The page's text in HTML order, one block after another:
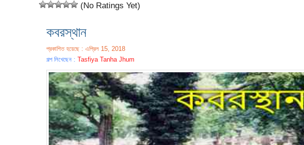
(No Ratings Yet)
কবরস্থান
প্রকাশিত হয়েছে : এপ্রিল 15, 2018
গল্প লিখেছেন : Tasfiya Tanha Jhum